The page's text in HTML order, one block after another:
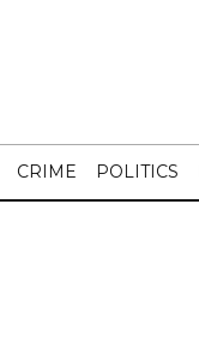
CRIME POLITICS